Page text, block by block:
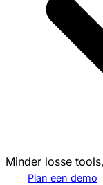
Minder losse
Plan een demo